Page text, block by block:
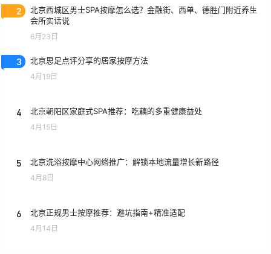
2
北京西城区男士SPA按摩怎么选？金融街、西单、德胜门附近养生
会所实话说
6月23日
3 北京思足点评分享的居家按摩方法
4月19日
4 北京朝阳区家庭式SPA推荐：吃藕的多重健康益处
4月15日
5 北京洗浴按摩中心网络推广：解锁本地流量增长新路径
4月8日
6 北京正规男士按摩推荐：避坑指南+精准适配
4月14日